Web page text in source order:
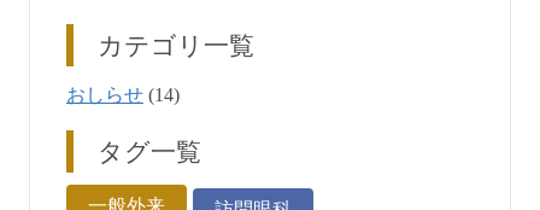
カテゴリ一覧
おしらせ(14)
タグ一覧
一般外来